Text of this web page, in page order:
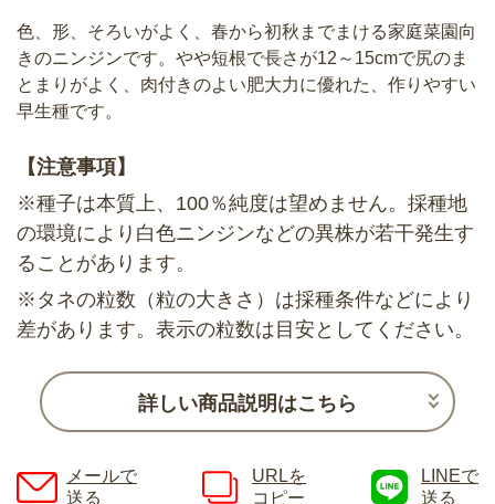
色、形、そろいがよく、春から初秋までまける家庭菜園向
きのニンジンです。やや短根で長さが12～15cmで尻のま
とまりがよく、肉付きのよい肥大力に優れた、作りやすい
早生種です。
【注意事項】
※種子は本質上、100％純度は望めません。採種地
の環境により白色ニンジンなどの異株が若干発生す
ることがあります。
※タネの粒数（粒の大きさ）は採種条件などにより
差があります。表示の粒数は目安としてください。
詳しい商品説明はこちら
メールで
送る
URLを
コピー
LINEで
送る